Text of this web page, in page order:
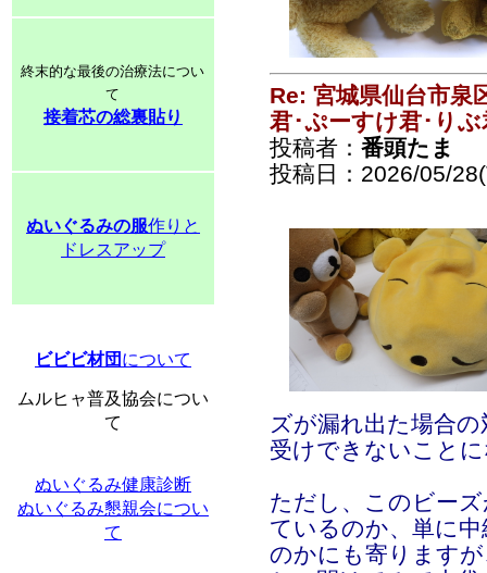
終末的な最後の治療法につい
て
接着芯の総裏貼り
ぬいぐるみの服作りと
ドレスアップ
ビビビ材団 について
ムルヒャ普及協会につい
て
ぬいぐるみ健康診断
ぬいぐるみ懇親会につい
て
Re: 宮城県仙台市泉
君･ぷーすけ君･りぶ
投稿者： 番頭たま
投稿日：2026/05/
ズが漏れ出た場合
受けできないこと
ただし、このビー
ているのか、単に
のかにも寄ります